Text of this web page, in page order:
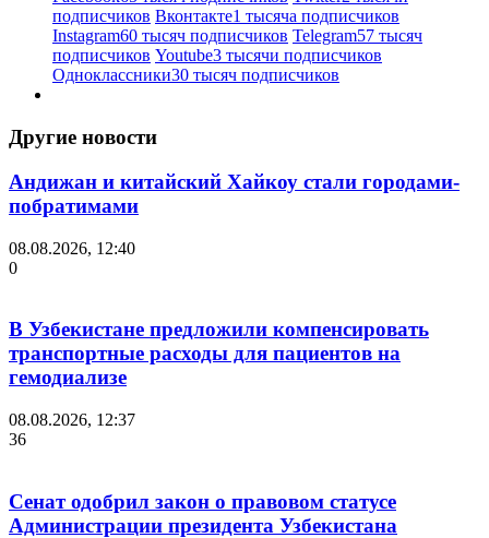
подписчиков Вконтакте1 тысяча подписчиков
Instagram60 тысяч подписчиков Telegram57 тысяч
подписчиков Youtube3 тысячи подписчиков
Одноклассники30 тысяч подписчиков
Другие новости
Андижан и китайский Хайкоу стали городами-
побратимами
08.08.2026, 12:40
0
В Узбекистане предложили компенсировать
транспортные расходы для пациентов на
гемодиализе
08.08.2026, 12:37
36
Сенат одобрил закон о правовом статусе
Администрации президента Узбекистана